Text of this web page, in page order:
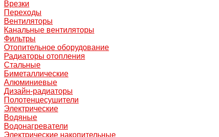
Врезки
Переходы
Вентиляторы
Канальные вентиляторы
Фильтры
Отопительное оборудование
Радиаторы отопления
Стальные
Биметаллические
Алюминиевые
Дизайн-радиаторы
Полотенцесушители
Электрические
Водяные
Водонагреватели
Электрические накопительные